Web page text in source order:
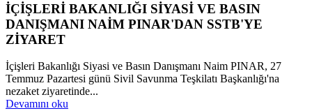
İÇİŞLERİ BAKANLIĞI SİYASİ VE BASIN
DANIŞMANI NAİM PINAR'DAN SSTB'YE
ZİYARET
İçişleri Bakanlığı Siyasi ve Basın Danışmanı Naim PINAR, 27
Temmuz Pazartesi günü Sivil Savunma Teşkilatı Başkanlığı'na
nezaket ziyaretinde...
Devamını oku